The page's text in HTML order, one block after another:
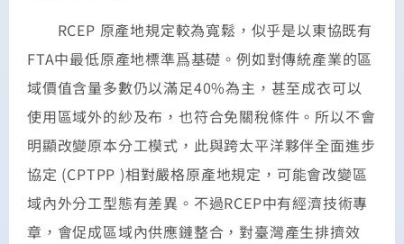
RCEP 原產地規定較為寬鬆，似乎是以東協既有
FTA中最低原產地標準爲基礎。例如對傳統產業的區
域價值含量多數仍以滿足40%為主，甚至成衣可以
使用區域外的紗及布，也符合免關稅條件。所以不會
明顯改變原本分工模式，此與跨太平洋夥伴全面進步
協定 (CPTPP )相對嚴格原產地規定，可能會改變區
域內外分工型態有差異。不過RCEP中有經濟技術專
章，會促成區域內供應鏈整合，對臺灣產生排擠效